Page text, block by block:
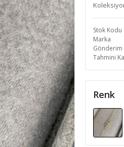
Stok Kodu
Marka
Gönderim
Tahmini
Renk